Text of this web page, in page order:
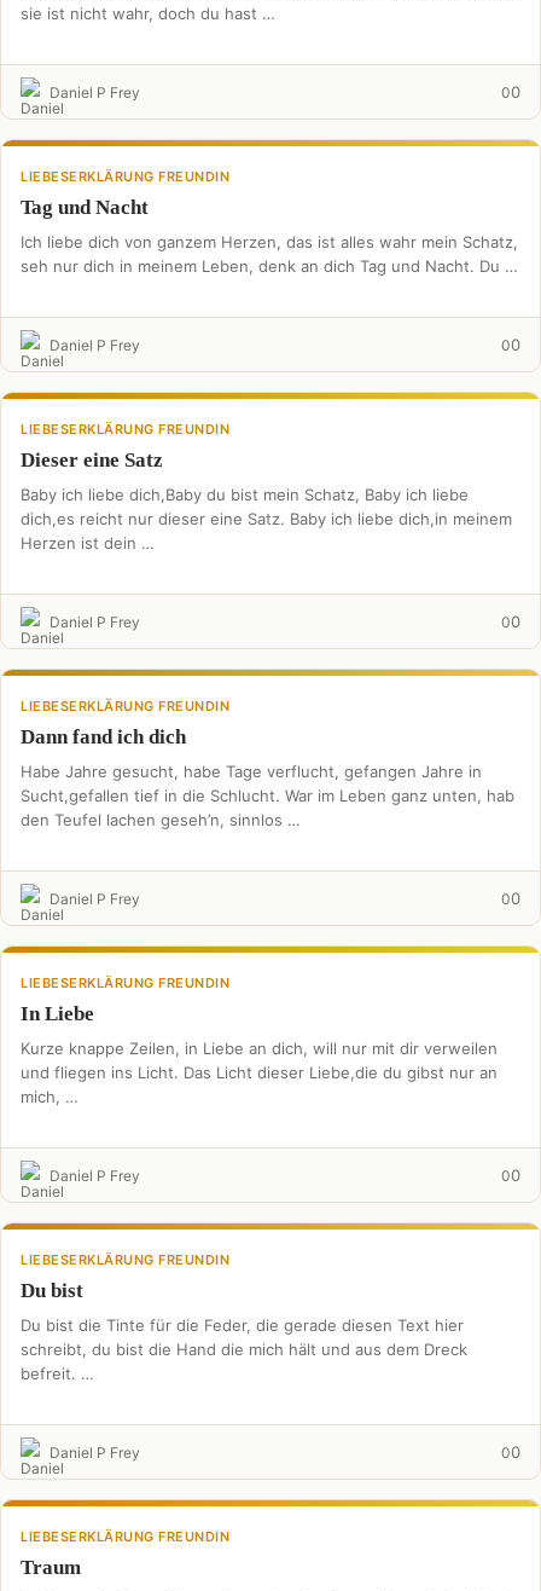
sie ist nicht wahr, doch du hast …
Daniel P Frey 00
LIEBESERKLÄRUNG FREUNDIN
Tag und Nacht
Ich liebe dich von ganzem Herzen, das ist alles wahr mein Schatz,
seh nur dich in meinem Leben, denk an dich Tag und Nacht. Du …
Daniel P Frey 00
LIEBESERKLÄRUNG FREUNDIN
Dieser eine Satz
Baby ich liebe dich,Baby du bist mein Schatz, Baby ich liebe
dich,es reicht nur dieser eine Satz. Baby ich liebe dich,in meinem
Herzen ist dein …
Daniel P Frey 00
LIEBESERKLÄRUNG FREUNDIN
Dann fand ich dich
Habe Jahre gesucht, habe Tage verflucht, gefangen Jahre in
Sucht,gefallen tief in die Schlucht. War im Leben ganz unten, hab
den Teufel lachen geseh’n, sinnlos …
Daniel P Frey 00
LIEBESERKLÄRUNG FREUNDIN
In Liebe
Kurze knappe Zeilen, in Liebe an dich, will nur mit dir verweilen
und fliegen ins Licht. Das Licht dieser Liebe,die du gibst nur an
mich, …
Daniel P Frey 00
LIEBESERKLÄRUNG FREUNDIN
Du bist
Du bist die Tinte für die Feder, die gerade diesen Text hier
schreibt, du bist die Hand die mich hält und aus dem Dreck
befreit. …
Daniel P Frey 00
LIEBESERKLÄRUNG FREUNDIN
Traum